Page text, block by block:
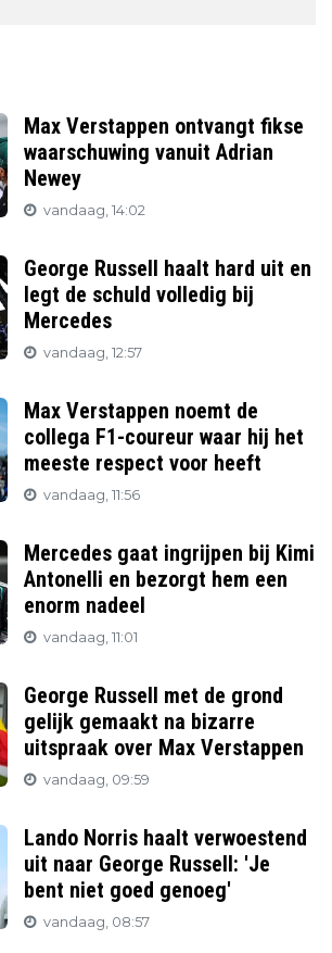
Max Verstappen ontvangt fikse
waarschuwing vanuit Adrian
Newey
vandaag, 14:02
George Russell haalt hard uit en
legt de schuld volledig bij
Mercedes
vandaag, 12:57
Max Verstappen noemt de
collega F1-coureur waar hij het
meeste respect voor heeft
vandaag, 11:56
Mercedes gaat ingrijpen bij Kimi
Antonelli en bezorgt hem een
enorm nadeel
vandaag, 11:01
George Russell met de grond
gelijk gemaakt na bizarre
uitspraak over Max Verstappen
vandaag, 09:59
Lando Norris haalt verwoestend
uit naar George Russell: 'Je
bent niet goed genoeg'
vandaag, 08:57